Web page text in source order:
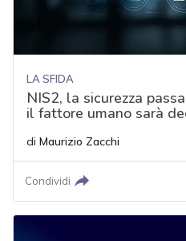
LA SFIDA
NIS2, la sicurezza
il fattore umano sarà
di Maurizio Zacchi
Condividi